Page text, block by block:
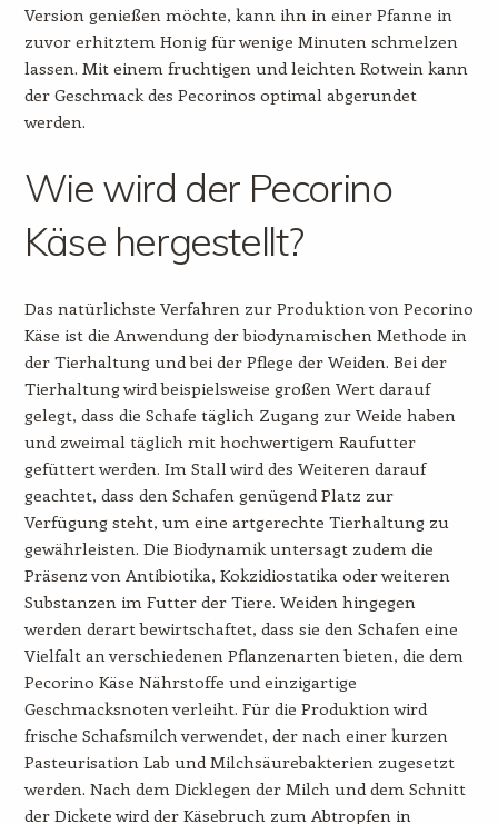
Version genießen möchte, kann ihn in einer Pfanne in
zuvor erhitztem Honig für wenige Minuten schmelzen
lassen. Mit einem fruchtigen und leichten Rotwein kann
der Geschmack des Pecorinos optimal abgerundet
werden.
Wie wird der Pecorino
Käse hergestellt?
Das natürlichste Verfahren zur Produktion von Pecorino
Käse ist die Anwendung der biodynamischen Methode in
der Tierhaltung und bei der Pflege der Weiden. Bei der
Tierhaltung wird beispielsweise großen Wert darauf
gelegt, dass die Schafe täglich Zugang zur Weide haben
und zweimal täglich mit hochwertigem Raufutter
gefüttert werden. Im Stall wird des Weiteren darauf
geachtet, dass den Schafen genügend Platz zur
Verfügung steht, um eine artgerechte Tierhaltung zu
gewährleisten. Die Biodynamik untersagt zudem die
Präsenz von Antibiotika, Kokzidiostatika oder weiteren
Substanzen im Futter der Tiere. Weiden hingegen
werden derart bewirtschaftet, dass sie den Schafen eine
Vielfalt an verschiedenen Pflanzenarten bieten, die dem
Pecorino Käse Nährstoffe und einzigartige
Geschmacksnoten verleiht. Für die Produktion wird
frische Schafsmilch verwendet, der nach einer kurzen
Pasteurisation Lab und Milchsäurebakterien zugesetzt
werden. Nach dem Dicklegen der Milch und dem Schnitt
der Dickete wird der Käsebruch zum Abtropfen in